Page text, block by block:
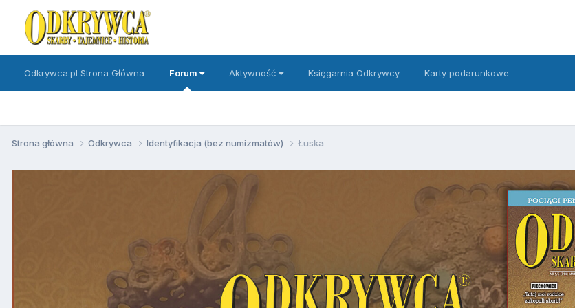
Odkrywca.pl Strona Główna Forum Aktywność Księgarnia Odkrywcy Karty podarunkowe
Strona główna Odkrywca Identyfikacja (bez numizmatów) Łuska